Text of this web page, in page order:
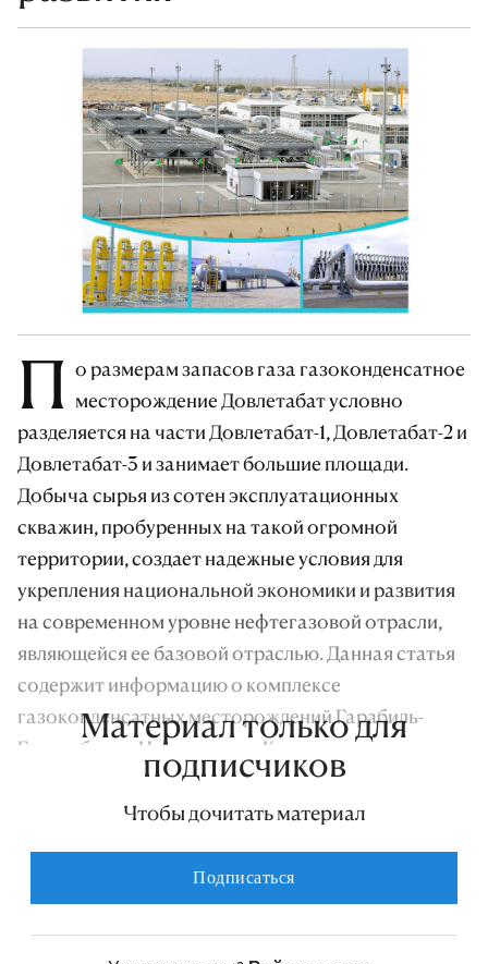
П о размерам запасов газа газоконденсатное
месторождение Довлетабат условно
разделяется на части Довлетабат-1, Довлетабат-2 и
Довлетабат-3 и занимает большие площади.
Добыча сырья из сотен эксплуатационных
скважин, пробуренных на такой огромной
территории, создает надежные условия для
укрепления национальной экономики и развития
на современном уровне нефтегазовой отрасли,
являющейся ее базовой отраслью. Данная статья
содержит информацию о комплексе
газоконденсатных месторождений Гарабиль-
Гуррукбиль и Центральные Каракумы,
разрабатываемом в настоящее время управлением
«Döwletabatgazçykaryş» Государственного концерна
месторождение Гуррукбиль расположено
Материал только для
подписчиков
Чтобы дочитать материал
Подписаться